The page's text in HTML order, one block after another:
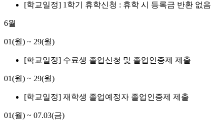
[학교일정] 1학기 휴학신청 : 휴학 시 등록금 반환 없음
6월
01(월) ~ 29(월)
[학교일정] 수료생 졸업신청 및 졸업인증제 제출
01(월) ~ 29(월)
[학교일정] 재학생 졸업예정자 졸업인증제 제출
01(월) ~ 07.03(금)